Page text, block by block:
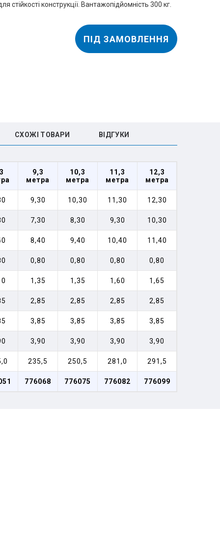
стійкості конструкції. Вантажопідйомність 300 кг.
ПІД ЗАМОВЛЕННЯ
СХОЖІ ТОВАРИ ВIДГУКИ
776068 776075 776082 776099
9,3
метра
10,3
метра
11,3
метра
12,3
метра
9,30 10,30 11,30 12,30
7,30 8,30 9,30 10,30
8,40 9,40 10,40 11,40
0,80 0,80 0,80 0,80
1,35 1,35 1,60 1,65
2,85 2,85 2,85 2,85
3,85 3,85 3,85 3,85
3,90 3,90 3,90 3,90
235,5 250,5 281,0 291,5